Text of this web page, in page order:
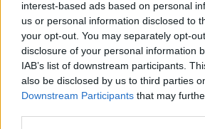
interest-based ads based on personal
us or personal information disclosed to
your opt-out. You may separately opt-
disclosure of your personal information
IAB’s list of downstream participants.
also be disclosed by us to third parties
Downstream Participants that may